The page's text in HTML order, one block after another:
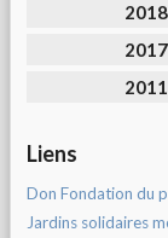
2018
2017
2011
Liens
Don Fondation du
Jardins solidaires